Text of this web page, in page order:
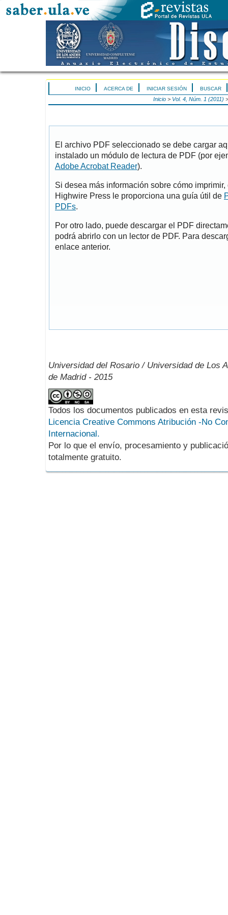
INICIO ACERCA DE INICIAR SESIÓN BUSCAR
Inicio> Vol. 4, Núm. 1 (2011)
El archivo PDF seleccionado se debe cargar
instalado un módulo de lectura de PDF (por
Adobe Acrobat Reader).
Si desea más información sobre cómo
Highwire Press le proporciona una guía útil de
PDFs.
Por otro lado, puede descargar el PDF
podrá abrirlo con un lector de PDF. Para
enlace anterior.
Universidad del Rosario / Universidad de Los
de Madrid - 2015
Todos los documentos publicados en esta
Licencia Creative Commons Atribución -No
Internacional.
Por lo que el envío, procesamiento y
totalmente gratuito.